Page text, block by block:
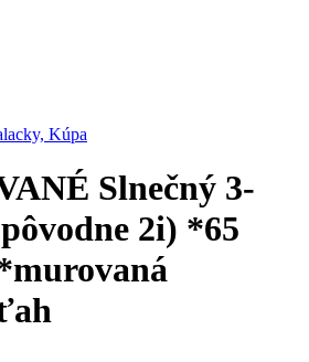
Kúpa
Slnečný 3-
2i) *65